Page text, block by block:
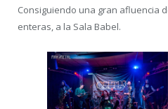
Consiguiendo una gran afluencia
enteras, a la Sala Babel.